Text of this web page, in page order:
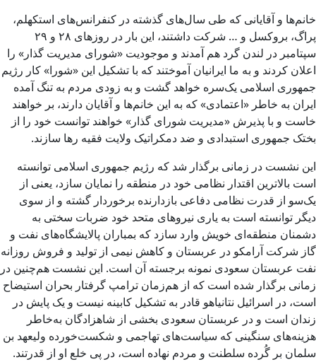
خانم‌ها و آقایانی که طی سال‌های گذشته در کنفرانس‌های استکهلم،
پراگ، بروکسل و … شرکت داشتند، این بار در روزهای ۲۸ و ۲۹
سپتامبر در لندن گرد هم آمدند و موجودیت «شورای مدیریت گذار» را
اعلان کردند و به ما ایرانیان آموختند که با تشکیل این «شورا» کار رژیم
جمهوری اسلامی یک‌سره خواهد گشت و به ‌زودی مردم به تنگ آمده
ایران به خاطر «اعتمادی» که به این خانم‌ها و آقایان دارند، بر خواهند
خاست و با پذیرش «مدیریت شورای گذار» خواهند توانست خود را از
بختک جمهوری استبدادی و ضد دمکراتیک ولایت فقیه رها سازند.
این نشست در زمانی برگذار شد که رژیم جمهوری اسلامی توانسته
است بالاترین اقتدار نظامی خود در منطقه را نمایان سازد، یعنی از
یک‌سو از قدرت نظامی دفاعی بازدارنده‌ برخوردار گشته و از سوی
دیگر توانسته است به یاری نیروهای متحد خود ضربات سختی به
دشمنان منطقه‌ای خویش وارد سازد که بمباران پالایشگاه‌های نفت و
گاز شرکت آرامکو در عربستان و کاهش نیمی از تولید و فروش روزانه
نفت عربستان سعودی نمونه برجسته آن است. این نشست هم‌چنین در
زمانی برگذار شده است که از هم‌زمان ترامپ گرفتار بحران استیضاح
است، در اسرائیل نتانیاهو قادر به تشکیل کابینه نیست و یک پایش در
زندان است و در عربستان سعودی بخشی از شاهزادگان به‌خاطر
هزینه‌های سنگینی که سیاست‌های تهاجمی و شکست‌خورده ولیعهد بن
سلمان بر گُرده سلطنت و مردم نهاده است، در پی خلع او از قدرتند.